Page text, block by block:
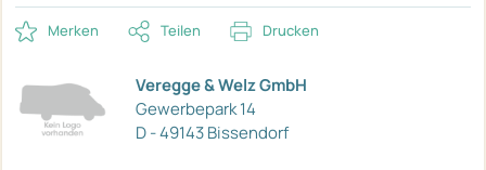
Merken Teilen Drucken
Veregge & Welz GmbH
Gewerbepark 14
D - 49143 Bissendorf